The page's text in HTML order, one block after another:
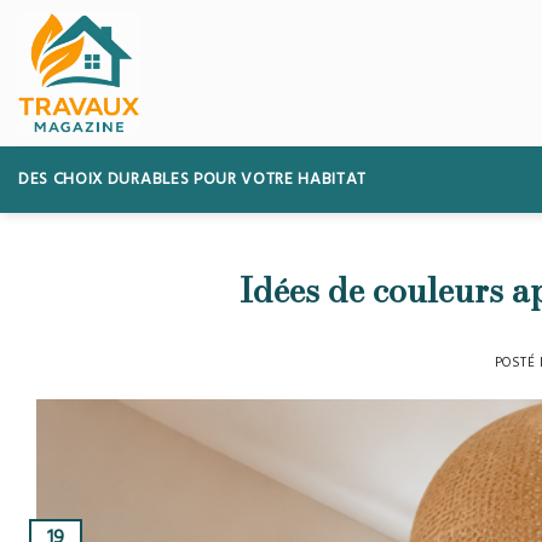
content
DES CHOIX DURABLES POUR VOTRE HABITAT
Idées de couleurs